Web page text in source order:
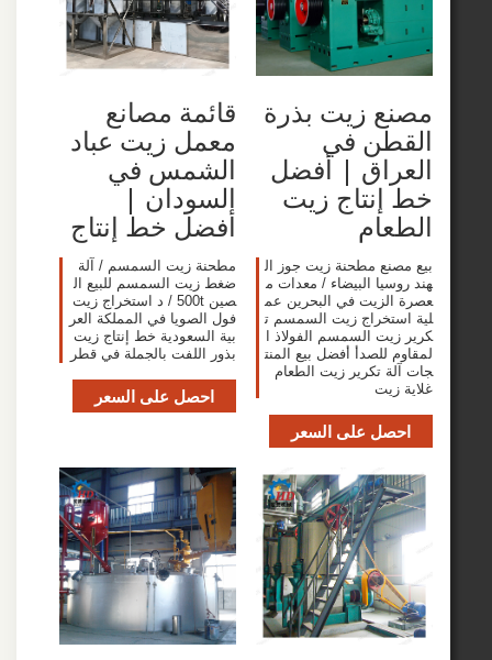
زيت بذرة
في
| أفضل
زيت
مطحنة زيت جوز ال
البيضاء / معدات م
في البحرين عم
زيت السمسم ت
السمسم الفولاذ ا
للصدأ أفضل بيع المنت
تكرير زيت الطعام
على السعر
قائمة مصانع
معمل زيت عباد
الشمس في
السودان |
أفضل خط إنتاج
مطحنة زيت السمسم / آلة
ضغط زيت السمسم للبيع ال
صين 500t / د استخراج زيت
فول الصويا في المملكة العر
بية السعودية خط إنتاج زيت
بذور اللفت بالجملة في قطر
احصل على السعر